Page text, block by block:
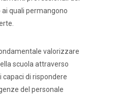
quali permangono
valorizzare
scuola attraverso
di rispondere
del personale